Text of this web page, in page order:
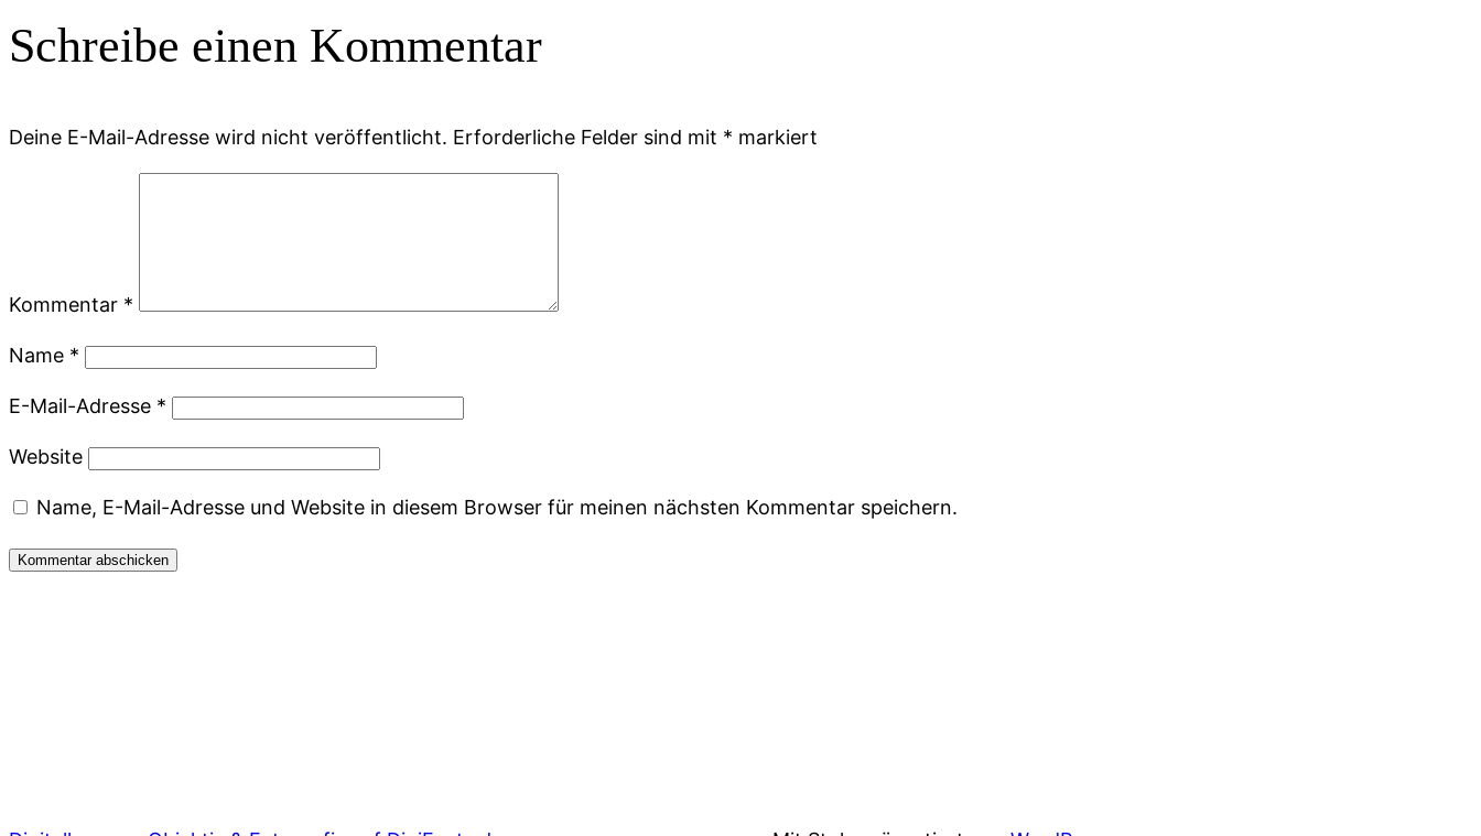
Schreibe einen Kommentar
Deine E-Mail-Adresse wird nicht veröffentlicht. Erforderliche Felder sind mit * markiert
Kommentar *
Name *
E-Mail-Adresse *
Website
Name, E-Mail-Adresse und Website in diesem Browser für meinen nächsten Kommentar speichern.